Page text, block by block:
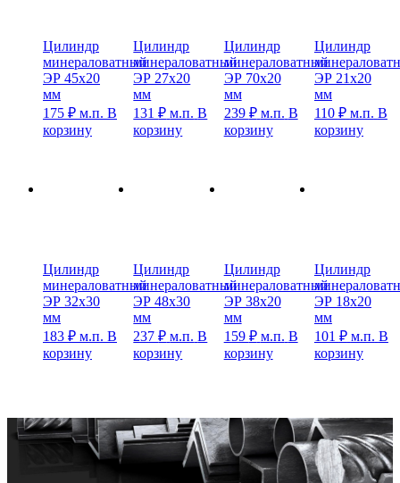
Цилиндр
минераловатный
ЭР 45х20
мм
175 ₽ м.п. В
корзину
Цилиндр
минераловатный
ЭР 27х20
мм
131₽ м.п. В
корзину
Цилиндр
минераловатный
ЭР 70х20
мм
239 ₽ м.п. В
корзину
Цилиндр
ЭР 21х20
мм
110 ₽ м.п. В
корзину
Цилиндр
минераловатный
ЭР 32х30
мм
183 ₽ м.п. В
корзину
Цилиндр
минераловатный
ЭР 48х30
мм
237₽ м.п. В
корзину
Цилиндр
минераловатный
ЭР 38х20
мм
159 ₽ м.п. В
корзину
Цилиндр
ЭР 18х20
мм
101 ₽ м.п. В
корзину